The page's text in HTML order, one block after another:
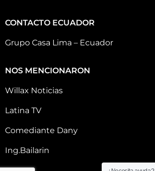
CONTACTO ECUADOR
Grupo Casa Lima – Ecuador
NOS MENCIONARON
Willax Noticias
Latina TV
Comediante Dany
Ing.Bailarin